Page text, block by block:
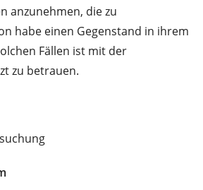
anzunehmen, die zu
habe einen Gegenstand in ihrem
Fällen ist mit der
zu betrauen.